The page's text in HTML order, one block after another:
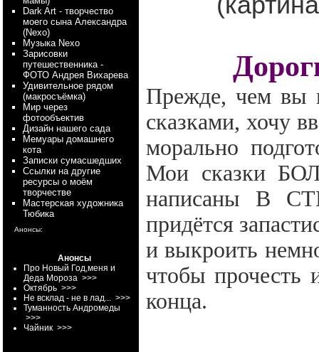
Dark Art - творчество
моего сына Александра
(Nexo)
Myзыка Nexo
Зарисовки
путешественника -
ФОТО Андрея Вихарева
Удивительное рядом
(макросъёмка)
Мир через
фотообъектив
Дизайн нашего сада
Мемуары домашнего
кота
Записки сумасшедших
Ссылки на другие
ресурсы о моём
творчестве
Мастерская художника
Тюбика
Анонсы:
Анонсы
Про Новый Год,меня и
Деда Мороза >>>
Октябрь >>>
Не всклад - не в лад... >>>
Туманность Андромеды
>>>
Чайник >>>
Прежде, чем вы
сказками, хочу
морально
Мои сказки
написаны В
придётся
и выкроить
чтобы прочесть
конца.